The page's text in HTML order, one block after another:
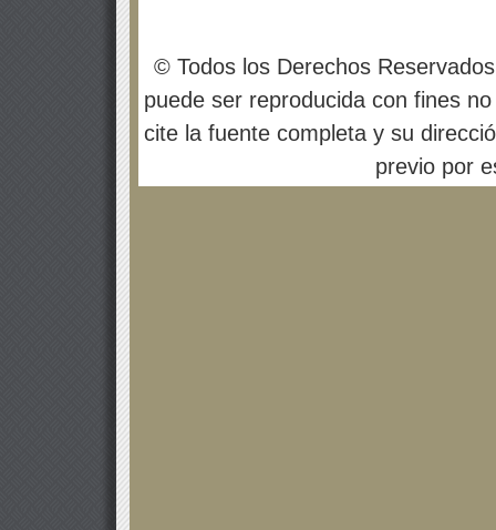
© Todos los Derechos
puede ser reproducida con fines
cite la fuente completa y su
previo por